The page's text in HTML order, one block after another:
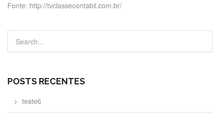
Fonte: http://tvclassecontabil.com.br/
POSTS RECENTES
teste6